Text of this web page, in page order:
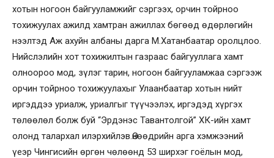
хотын ногоон байгууламжийг сэргээх, орчин тойрноо
тохижуулах ажилд хамтран ажиллах бөгөөд өдөрлөгийн
нээлтэд Аж ахуйн албаны дарга М.Хатанбаатар оролцлоо.
Нийслэлийн хот тохижилтын газраас байгууллага хамт
олноороо мод, зүлэг тарин, ногоон байгууламжаа сэргээж
орчин тойрноо тохижуулахыг Улаанбаатар хотын нийт
иргэддээ уриалж, уриалгыг түүчээлэх, иргэдэд хүргэх
төлөөлөл болж буй “Эрдэнэс Тавантолгой” ХК-ийн хамт
олонд талархал илэрхийлэв.Өнөөдрийн арга хэмжээний
үеэр Чингисийн өргөн чөлөөнд 53 ширхэг гоёлын мод,